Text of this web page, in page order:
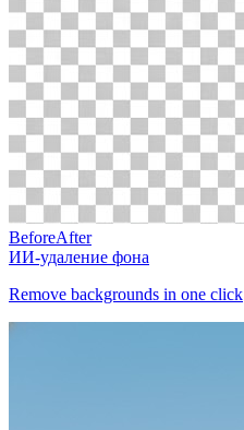
BeforeAfter
ИИ-удаление фона
Remove backgrounds in one click